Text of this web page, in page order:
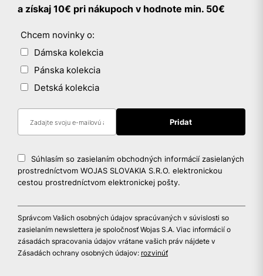
a získaj 10€ pri nákupoch v hodnote min. 50€
Chcem novinky o:
Dámska kolekcia
Pánska kolekcia
Detská kolekcia
Súhlasím so zasielaním obchodných informácií zasielaných
prostredníctvom WOJAS SLOVAKIA S.R.O. elektronickou
cestou prostredníctvom elektronickej pošty.
Správcom Vašich osobných údajov spracúvaných v súvislosti so
zasielaním newslettera je spoločnosť Wojas S.A. Viac informácií o
zásadách spracovania údajov vrátane vašich práv nájdete v
Zásadách ochrany osobných údajov: rozvinúť